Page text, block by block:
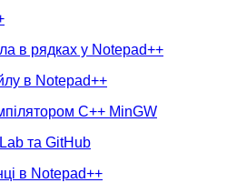
в рядках у Notepad++
в Notepad++
C++ MinGW
та GitHub
в Notepad++